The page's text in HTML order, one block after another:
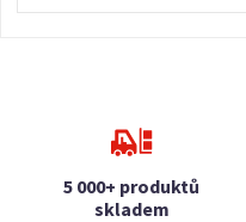
5 000+ produktů
skladem